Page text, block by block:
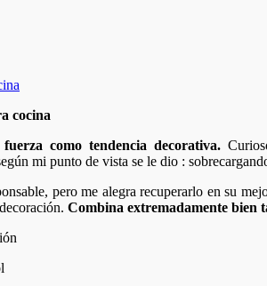
como tendencia decorativa.
mi punto de vista se le dio :
pero me alegra recuperarlo en su
Combina extremadamente bien